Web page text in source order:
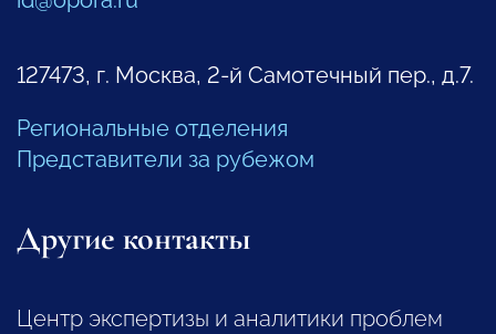
127473, г. Москва, 2-й Самотечный пер., д.7.
Региональные отделения
Представители за рубежом
Другие контакты
Центр экспертизы и аналитики проблем